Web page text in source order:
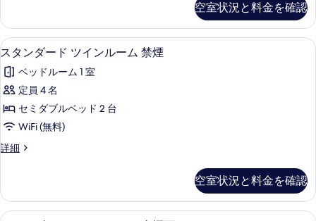
の
写
真
を
表
示
る
ル
ー
ム
禁
煙
の
す
べ
写
ー
ツ
イ
ル
ー
禁
煙
詳
空室状況と料金を確認
ス
タ
ン
ダ
ー
ツ
ン
ル
5
スタンダード ツインルーム 禁煙
ベッドルーム 1 室
定員 4 名
セミダブルベッド 2 台
WiFi (無料)
詳細
ス
ー
ド
空室状況と料金を確認